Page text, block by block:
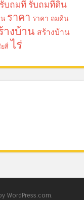
รับถมที่ รับถมที่ดิน
ราคา ราคา ถมดิน
างบ้าน สร้างบ้าน
สี่ ไร่
WordPress.com.